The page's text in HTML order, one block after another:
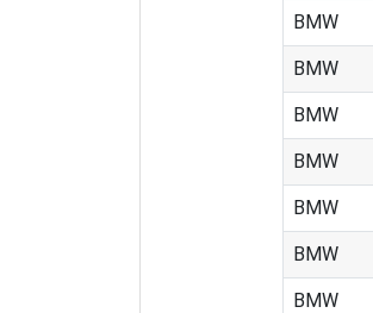
BMW
BMW
BMW
BMW
BMW
BMW
BMW